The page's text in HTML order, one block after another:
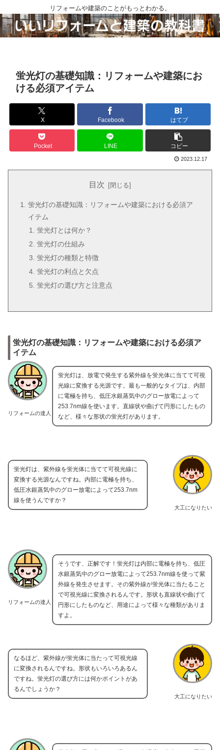
リフォームや建築のことがもっとわかる。
蛍光灯の基礎知識：リフォームや建築にお
ける必須アイテム
X Facebook はてブ
Pocket LINE コピー
2023.12.17
目次
蛍光灯の基礎知識：リフォームや建築における必須ア
イテム
蛍光灯とは何か？
蛍光灯の仕組み
蛍光灯の種類と特徴
蛍光灯の利点と欠点
蛍光灯の選び方と注意点
蛍光灯の基礎知識：リフォームや建築における必須ア
イテム
リフォームの達人
蛍光灯は、放電で発生する紫外線を蛍光体に当てて可視
光線に変換する光源です。最も一般的なタイプは、内部
に電極を持ち、低圧水銀蒸気中のグロー放電によって
253.7nm線を使います。直線状や曲げて円形にしたもの
など、様々な形状の蛍光灯があります。
大工になりたい
蛍光灯は、紫外線を蛍光体に当てて可視光線に
変換する光源なんですね。内部に電極を持ち、
低圧水銀蒸気中のグロー放電によって253.7nm
線を使うんですか？
リフォームの達人
そうです、正解です！蛍光灯は内部に電極を持ち、低圧
水銀蒸気中のグロー放電によって253.7nm線を使って紫
外線を発生させます。その紫外線が蛍光体に当たること
で可視光線に変換されるんです。形状も直線状や曲げて
円形にしたものなど、用途によって様々な種類がありま
すよ。
大工になりたい
なるほど、紫外線が蛍光体に当たって可視光線
に変換されるんですね。形状もいろいろあるん
ですね。蛍光灯の選び方には何かポイントがあ
るんでしょうか？